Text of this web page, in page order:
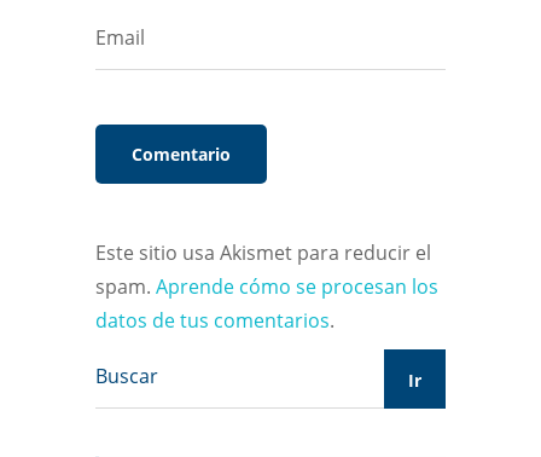
Este sitio usa Akismet para reducir el
spam. Aprende cómo se procesan los
datos de tus comentarios.